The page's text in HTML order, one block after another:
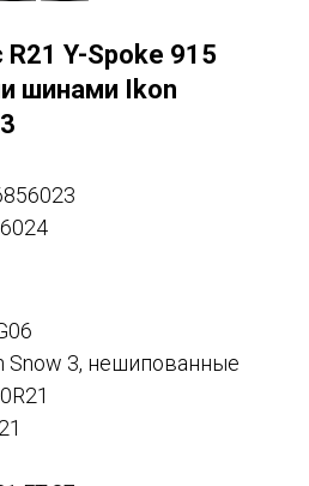
Y-Spoke 915
шинами Ikon
Snow 3, нешипованные